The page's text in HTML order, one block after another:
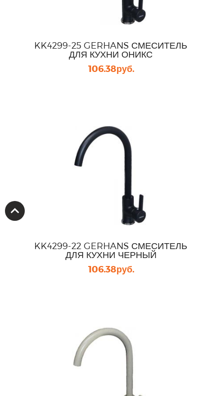
KK4299-25 GERHANS СМЕСИТЕЛЬ
ДЛЯ КУХНИ ОНИКС
106.38руб.
KK4299-22 GERHANS СМЕСИТЕЛЬ
ДЛЯ КУХНИ ЧЕРНЫЙ
106.38руб.